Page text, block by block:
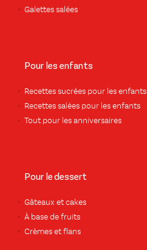
Galettes salées
Pour les enfants
Recettes sucrées pour les enfants
Recettes salées pour les enfants
Tout pour les anniversaires
Pour le dessert
Gâteaux et cakes
À base de fruits
Crèmes et flans